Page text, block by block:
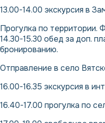
13.00-14.00 экскурсия в
Прогулка по территории.
14.30-15.30 обед за доп.
бронированию.
Отправление в село
16.00-16.35 экскурсия в
16.40-17.00 прогулка по